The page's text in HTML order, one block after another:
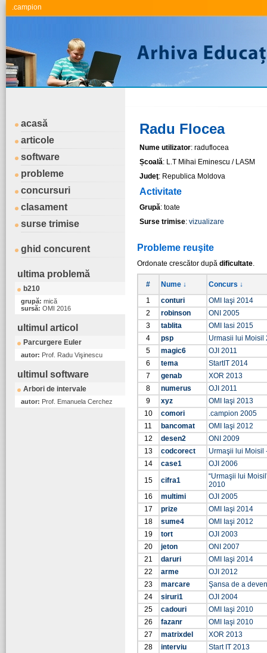
.campion
acasă
articole
software
probleme
concursuri
clasament
surse trimise
ghid concurent
ultima problemă
b210
grupă: mică
sursă: OMI 2016
ultimul articol
Parcurgere Euler
autor: Prof. Radu Vişinescu
ultimul software
Arbori de intervale
autor: Prof. Emanuela Cerchez
Radu Flocea
Nume utilizator: raduflocea
Școală: L.T Mihai Eminescu / LASM
Judeţ: Republica Moldova
Activitate
Grupă: toate
Surse trimise: vizualizare
Probleme reuşite
Ordonate crescător după dificultate.
# Nume ↓
Concurs ↓
1
conturi
OMI Iaşi 2014
2
robinson
ONI 2005
3
tablita
OMI Iasi 2015
4
psp
Urmasii lui Moisil
5
magic6
OJI 2011
6
tema
StartIT 2014
7
genab
XOR 2013
8
numerus
OJI 2011
9
xyz
OMI Iaşi 2013
10
comori
.campion 2005
11
bancomat
OMI Iaşi 2012
12
desen2
ONI 2009
13
codcorect
Urmaşii lui Moisil
14
case1
OJI 2006
15
cifra1
“Urmaşii lui
2010
16
multimi
OJI 2005
17
prize
OMI Iaşi 2014
18
sume4
OMI Iaşi 2012
19
tort
OJI 2003
20
jeton
ONI 2007
21
daruri
OMI Iaşi 2014
22
arme
OJI 2012
23
marcare
Şansa de a
24
siruri1
OJI 2004
25
cadouri
OMI Iaşi 2010
26
fazanr
OMI Iaşi 2010
27
matrixdel
XOR 2013
28
interviu
Start IT 2013